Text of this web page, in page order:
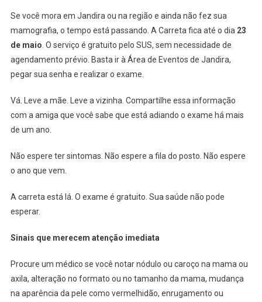
Se você mora em Jandira ou na região e ainda não fez sua
mamografia, o tempo está passando. A Carreta fica até o dia 23
de maio . O serviço é gratuito pelo SUS, sem necessidade de
agendamento prévio. Basta ir à Área de Eventos de Jandira,
pegar sua senha e realizar o exame.
Vá. Leve a mãe. Leve a vizinha. Compartilhe essa informação
com a amiga que você sabe que está adiando o exame há mais
de um ano.
Não espere ter sintomas. Não espere a fila do posto. Não espere
o ano que vem.
A carreta está lá. O exame é gratuito. Sua saúde não pode
esperar.
Sinais que merecem atenção imediata
Procure um médico se você notar nódulo ou caroço na mama ou
axila, alteração no formato ou no tamanho da mama, mudança
na aparência da pele como vermelhidão, enrugamento ou